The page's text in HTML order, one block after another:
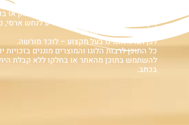
במוצרים ובמידע המובא באתר, בדף פיסבוק או
אין המלצה לגעת, להתעסק, להפריע לנחש ארסי,
עלולה לעלות בחיי אדם!
לכן תמיד הזמינו בעל מקצוע – לוכד מורשה.
כל התוכן לרבות הלוגו והמוצרים מוגנים בזכויות
להשתמש בתוכן מהאתר או בחלקו ללא קבלת
בכתב.